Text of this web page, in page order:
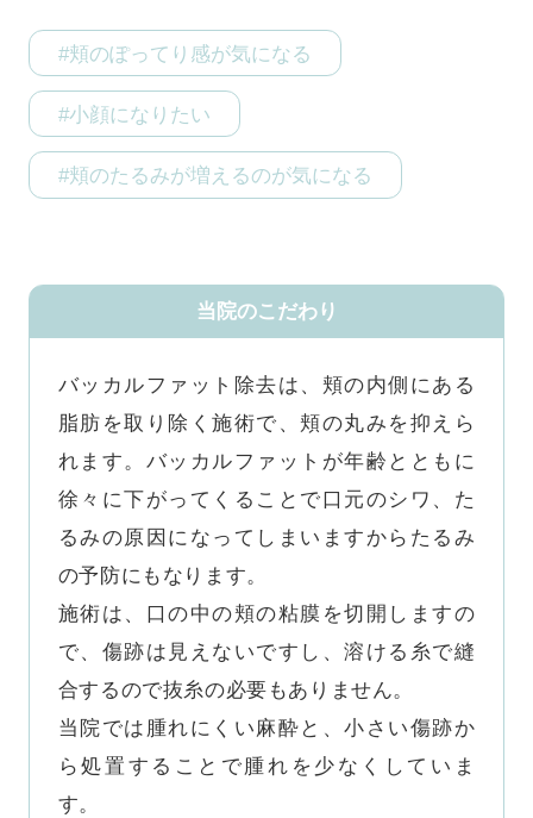
#頬のぽってり感が気になる
#小顔になりたい
#頬のたるみが増えるのが気になる
当院のこだわり
バッカルファット除去は、頬の内側にある
脂肪を取り除く施術で、頬の丸みを抑えら
れます。バッカルファットが年齢とともに
徐々に下がってくることで口元のシワ、た
るみの原因になってしまいますからたるみ
の予防にもなります。
施術は、口の中の頬の粘膜を切開しますの
で、傷跡は見えないですし、溶ける糸で縫
合するので抜糸の必要もありません。
当院では腫れにくい麻酔と、小さい傷跡か
ら処置することで腫れを少なくしていま
す。